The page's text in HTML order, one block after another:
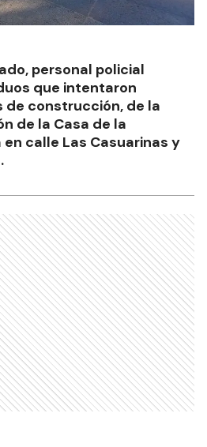
personal policial
que intentaron
construcción, de la
de la Casa de la
calle Las Casuarinas y